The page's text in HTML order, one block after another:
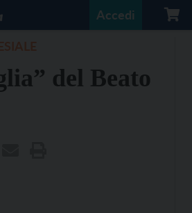
Accedi
del Beato